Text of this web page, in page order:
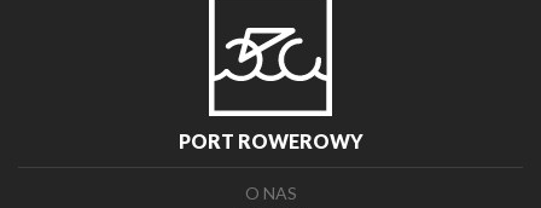
PORT ROWEROWY
O NAS